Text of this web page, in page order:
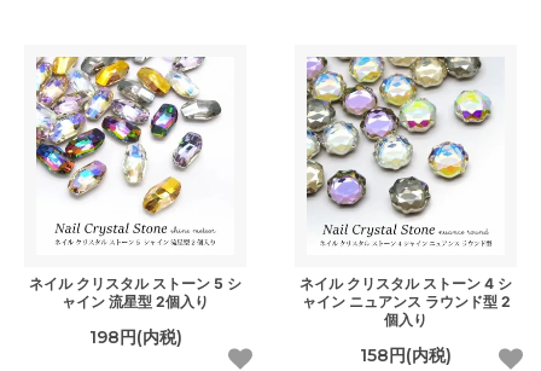
ネイル クリスタル ストーン 5 シ
ャイン 流星型 2個入り
198円(内税)
ネイル クリスタル ストーン 4 シ
ャイン ニュアンス ラウンド型 2
個入り
158円(内税)